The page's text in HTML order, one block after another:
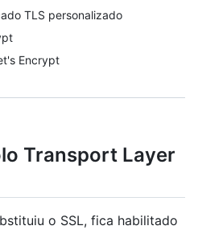
TLS personalizado
Encrypt
Transport Layer
o SSL, fica habilitado